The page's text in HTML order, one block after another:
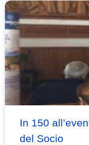
In 150
del Socio